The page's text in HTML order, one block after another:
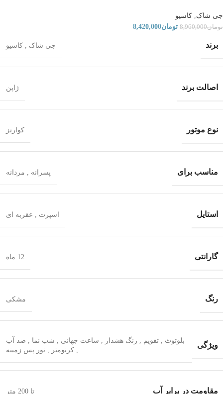
جی شاک, کاسیو
تومان8,960,000 تومان8,420,000
برند جی شاک , کاسیو
اصالت برند ژاپن
نوع موتور کوارتز
مناسب برای پسرانه , مردانه
استایل اسپرت , عقربه ای
گارانتی 12 ماه
رنگ مشکی
ویژگی بلوتوث , تقویم , زنگ هشدار , ساعت جهانی , شب‌ نما , ضد آب
, کرنومتر , نور پس زمینه
مقاومت در برابر آب تا 200 متر